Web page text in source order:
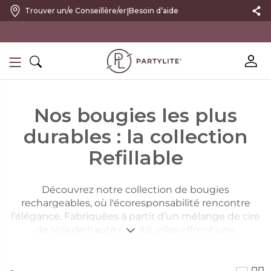
Trouver un/e Conseillère/er|Besoin d’aide
Nos bougies les plus
durables : la collection
Refillable
Découvrez notre collection de bougies
rechargeables, où l'écoresponsabilité rencontre
l’élégance. Fabriquées à partir d’un mélange de cire
de soja de haute qualité, elles offrent une